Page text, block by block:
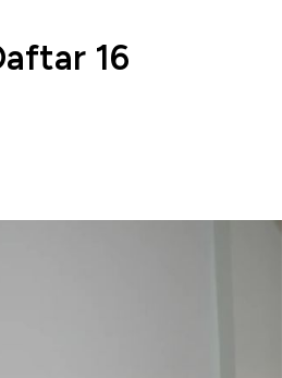
16